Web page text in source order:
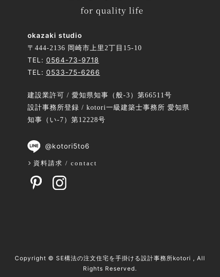
okazaki studio
〒444-2136 岡崎市上里2丁目15-10
TEL: 0564-73-9718
TEL: 0533-75-6266
建設業許可 / 愛知県知事（般-3）第66511号
設計事務所登録 / kotori一級建築士事務所 愛知県
知事（い-7）第12228号
@kotori5to6
資料請求 / contact
Copyright © SE構法の注文住宅を手掛ける設計事務所kotori , All
Rights Reserved.